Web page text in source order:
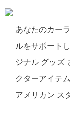
あなたのカー
ルをサポート
ジナル グッズ
クターアイテ
アメリカン ス